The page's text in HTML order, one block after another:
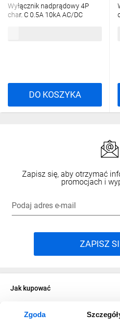
Zgoda
Wyłącznik nadprądowy 4P
char. C 0.5A 10kA AC/DC
DO KOSZYKA
Zapisz się, aby otrzymać
promocjach i
Podaj adres e-mail
ZAPISZ
Jak kupować
O firmie